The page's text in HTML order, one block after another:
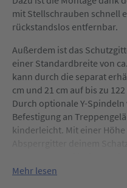
mit Stellschrauben schnell
rückstandslos entfernbar.
Außerdem ist das
einer Standardbreite von
kann durch die separat
cm und 21 cm auf bis zu
Durch optionale Y-
Befestigung an
kinderleicht. Mit einer Höhe
Großeltern oder auf Reisen.
Mehr lesen